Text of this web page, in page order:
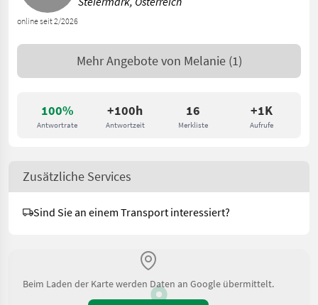
100%
Antwortrate
+100h
Antwortzeit
16
Merkliste
+1K
Aufrufe
online seit 2/2026
Mehr Angebote von Melanie (1)
Zusätzliche Services
Sind Sie an einem Transport interessiert?
Beim Laden der Karte werden Daten an Google übermittelt.